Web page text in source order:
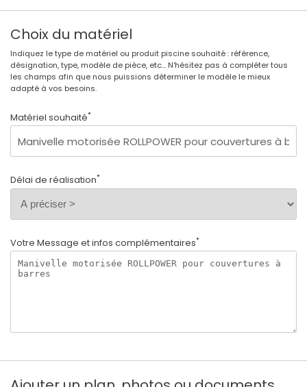
Choix du matériel
Indiquez le type de matériel ou produit piscine souhaité : référence,
désignation, type, modèle de pièce, etc... N'hésitez pas à compléter tous
les champs afin que nous puissions déterminer le modèle le mieux
adapté à vos besoins.
Matériel souhaité*
Délai de réalisation*
Votre Message et infos complémentaires*